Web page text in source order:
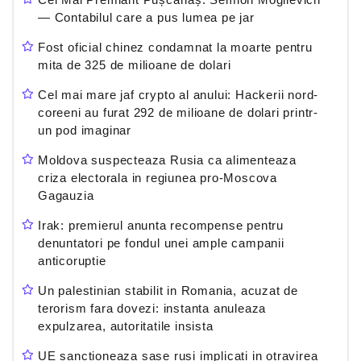
— Contabilul care a pus lumea pe jar
Fost oficial chinez condamnat la moarte pentru
mita de 325 de milioane de dolari
Cel mai mare jaf crypto al anului: Hackerii nord-
coreeni au furat 292 de milioane de dolari printr-
un pod imaginar
Moldova suspecteaza Rusia ca alimenteaza
criza electorala in regiunea pro-Moscova
Gagauzia
Irak: premierul anunta recompense pentru
denuntatori pe fondul unei ample campanii
anticoruptie
Un palestinian stabilit in Romania, acuzat de
terorism fara dovezi: instanta anuleaza
expulzarea, autoritatile insista
UE sanctioneaza sase rusi implicati in otravirea